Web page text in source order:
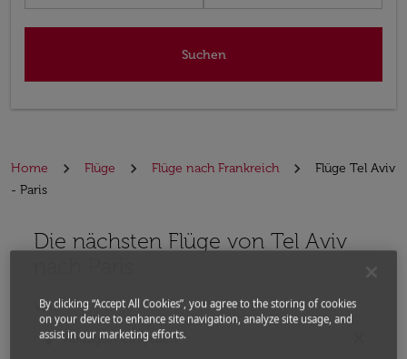
Suchen
Home Flüge Flüge nach Frankreich
Flüge Tel Aviv
- Paris
Die nächsten Flüge von Tel Aviv
Von
location_on
Bitte ändern Sie Ihre gewünschte Route (Abflugort
By clicking “Accept All Cookies”, you agree to the storing of cookies
on your device to enhance site navigation, analyze site usage, and
assist in our marketing efforts.